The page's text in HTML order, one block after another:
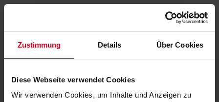
Zustimmung Details Über Cookies
Diese Webseite verwendet Cookies
Wir verwenden Cookies, um Inhalte und Anzeigen zu